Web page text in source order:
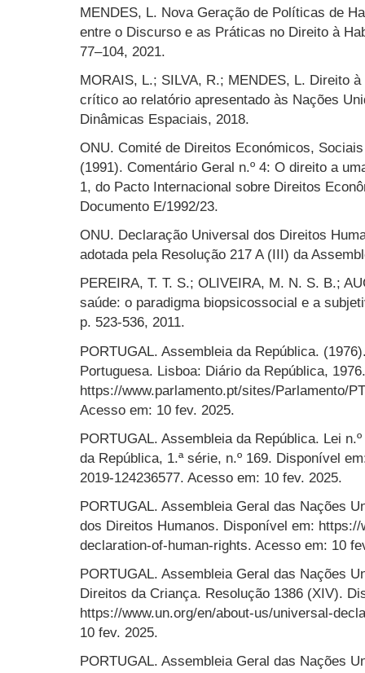
MENDES, L. Nova Geração de Políticas de
entre o Discurso e as Práticas no Direito à
77–104, 2021.
MORAIS, L.; SILVA, R.; MENDES, L. Direito
crítico ao relatório apresentado às Nações
Dinâmicas Espaciais, 2018.
ONU. Comité de Direitos Económicos,
(1991). Comentário Geral n.º 4: O direito a
1, do Pacto Internacional sobre Direitos
Documento E/1992/23.
ONU. Declaração Universal dos Direitos
adotada pela Resolução 217 A (III) da
PEREIRA, T. T. S.; OLIVEIRA, M. N. S. B.;
saúde: o paradigma biopsicossocial e a
p. 523-536, 2011.
PORTUGAL. Assembleia da República.
Portuguesa. Lisboa: Diário da República,
https://www.parlamento.pt/sites/Parlamento/
Acesso em: 10 fev. 2025.
PORTUGAL. Assembleia da República. Lei
da República, 1.ª série, n.º 169. Disponível
2019-124236577. Acesso em: 10 fev. 2025.
PORTUGAL. Assembleia Geral das Nações
dos Direitos Humanos. Disponível em:
declaration-of-human-rights. Acesso em: 10
PORTUGAL. Assembleia Geral das Nações
Direitos da Criança. Resolução 1386 (XIV).
https://www.un.org/en/about-us/universal-
10 fev. 2025.
PORTUGAL. Assembleia Geral das Nações